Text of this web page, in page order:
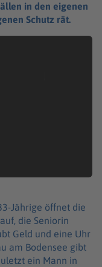
in den eigenen
Schutz rät.
Jährige öffnet die
die Seniorin
Geld und eine Uhr
am Bodensee gibt
ein Mann in